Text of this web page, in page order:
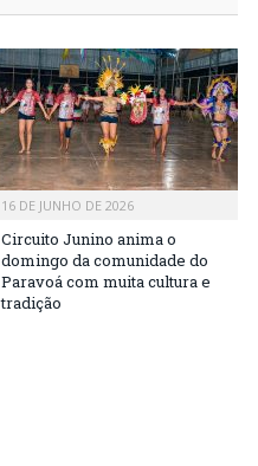
16 DE JUNHO DE 2026
Circuito Junino anima o
domingo da comunidade do
Paravoá com muita cultura e
tradição